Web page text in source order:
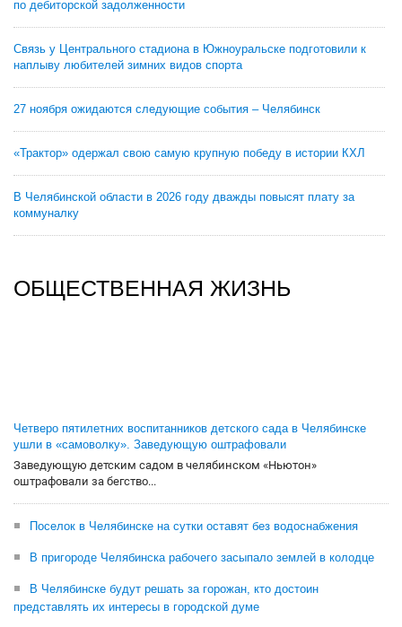
по дебиторской задолженности
Связь у Центрального стадиона в Южноуральске подготовили к
наплыву любителей зимних видов спорта
27 ноября ожидаются следующие события – Челябинск
«Трактор» одержал свою самую крупную победу в истории КХЛ
В Челябинской области в 2026 году дважды повысят плату за
коммуналку
ОБЩЕСТВЕННАЯ ЖИЗНЬ
Четверо пятилетних воспитанников детского сада в Челябинске
ушли в «самоволку». Заведующую оштрафовали
Заведующую детским садом в челябинском «Ньютон»
оштрафовали за бегство...
Поселок в Челябинске на сутки оставят без водоснабжения
В пригороде Челябинска рабочего засыпало землей в колодце
В Челябинске будут решать за горожан, кто достоин
представлять их интересы в городской думе